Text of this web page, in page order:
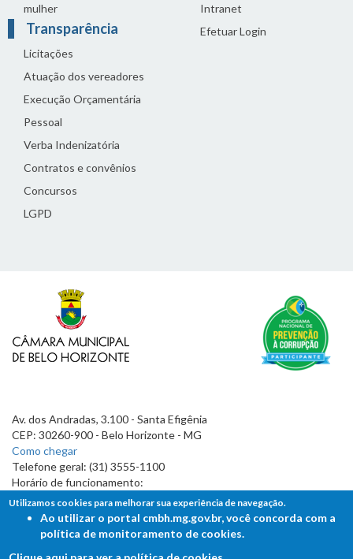
mulher
Transparência
Licitações
Atuação dos vereadores
Execução Orçamentária
Pessoal
Verba Indenizatória
Contratos e convênios
Concursos
LGPD
Intranet
Efetuar Login
Av. dos Andradas, 3.100 - Santa Efigênia
CEP: 30260-900 - Belo Horizonte - MG
Como chegar
Telefone geral: (31) 3555-1100
Horário de funcionamento:
7h às 19h
Utilizamos cookies para melhorar sua experiência de navegação.
Ao utilizar o portal cmbh.mg.gov.br, você concorda com a
política de monitoramento de cookies.